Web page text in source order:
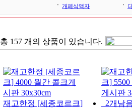
ㆍ 개폐식액자 ㆍ
총 157 개의 상품이 있습니다.
재고한정 [세종코르크]